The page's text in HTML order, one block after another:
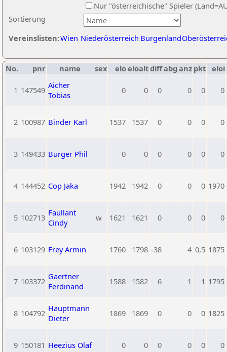
Sortierung
Nur "österreichische" Spieler
Vereinslisten:Wien Niederösterreich Burgenland
No. pnr name sex eloeloaltdiffabg anz pkt eloi
1 147549 Aicher
Tobias
0 0 0 0 0 0
2 100987 Binder Karl 1537 1537 0 0 0 0
3 149433 Burger Phil 0 0 0 0 0 0
4 144452 Cop Jaka 1942 1942 0 0 0 1970
5 102713 Faullant
Cindy
w 1621 1621 0 0 0 0
6 103129 Frey Armin 1760 1798 -38 4 0,5 1875
7 103372 Gaertner
Ferdinand
1588 1582 6 1 1 1795
8 104792 Hauptmann
Dieter
1869 1869 0 0 0 1825
9 150181 Heezius Olaf 0 0 0 0 0 0